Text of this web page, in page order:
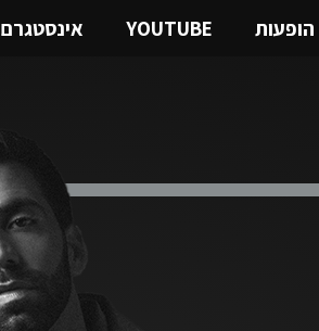
הופעות YOUTUBE אינסטגרם